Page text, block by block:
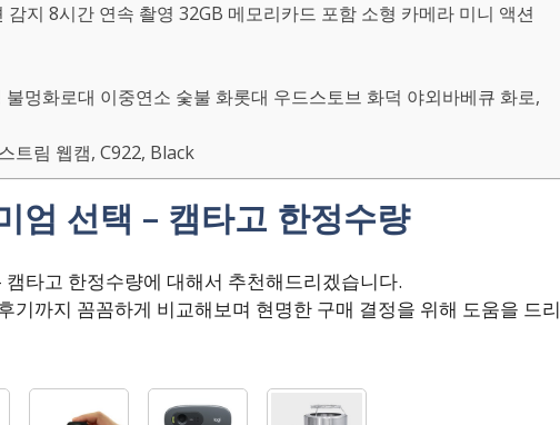
감지 8시간 연속 촬영 32GB 메모리카드 포함 소형 카메라 미니 액션
멍화로대 이중연소 숯불 화롯대 우드스토브 화덕 야외바베큐 화로,
트림 웹캠, C922, Black
엄 선택 – 캠타고 한정수량
타고 한정수량에 대해서 추천해드리겠습니다.
기까지 꼼꼼하게 비교해보며 현명한 구매 결정을 위해 도움을 드리